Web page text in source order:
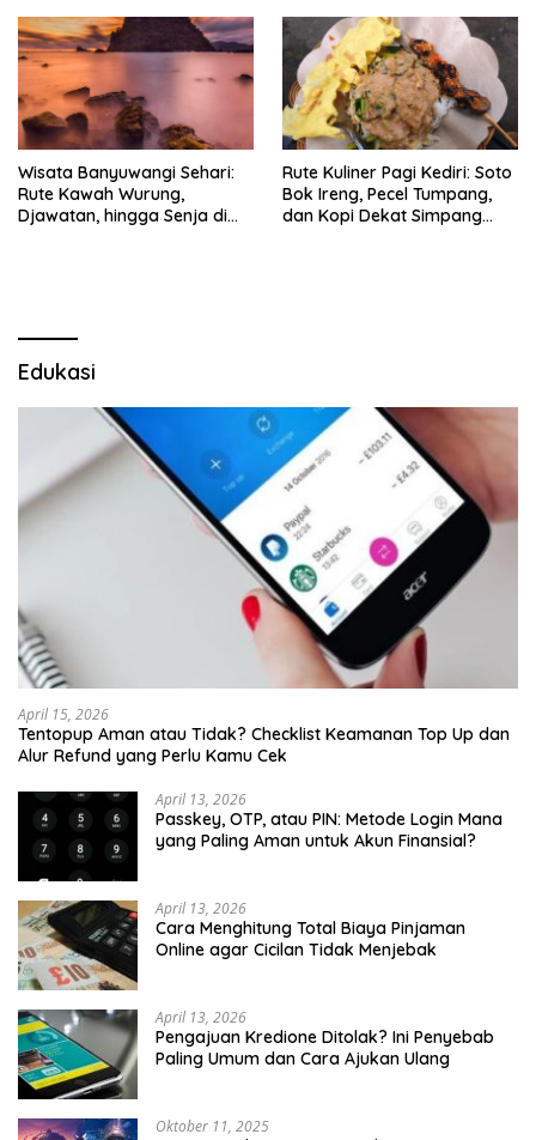
Wisata Banyuwangi Sehari:
Rute Kawah Wurung,
Djawatan, hingga Senja di
Rute Kuliner Pagi Kediri: Soto
Bok Ireng, Pecel Tumpang,
dan Kopi Dekat Simpang
Edukasi
April 15, 2026
Tentopup Aman atau Tidak? Checklist Keamanan Top Up dan
Alur Refund yang Perlu Kamu Cek
April 13, 2026
Passkey, OTP, atau PIN: Metode Login Mana
yang Paling Aman untuk Akun Finansial?
April 13, 2026
Cara Menghitung Total Biaya Pinjaman
Online agar Cicilan Tidak Menjebak
April 13, 2026
Pengajuan Kredione Ditolak? Ini Penyebab
Paling Umum dan Cara Ajukan Ulang
Oktober 11, 2025